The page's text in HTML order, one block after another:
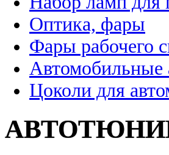
Оптика, фары
Фары рабочего
Автомобильные
Цоколи для